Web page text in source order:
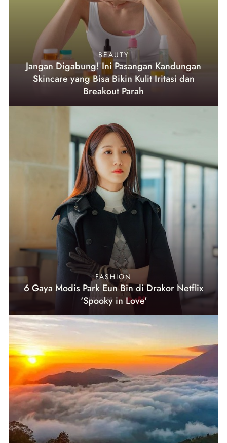
BEAUTY
Jangan Digabung! Ini Pasangan Kandungan
Skincare yang Bisa Bikin Kulit Iritasi dan
Breakout Parah
FASHION
6 Gaya Modis Park Eun Bin di Drakor Netflix
'Spooky in Love'